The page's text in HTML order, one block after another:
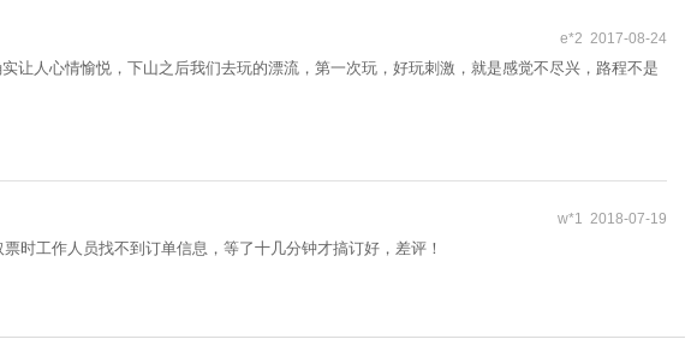
e*2 2017-08-24
人心情愉悦，下山之后我们去玩的漂流，第一次玩，好玩刺激，就是感觉不尽兴，路程不是
w*1 2018-07-19
时工作人员找不到订单信息，等了十几分钟才搞订好，差评！